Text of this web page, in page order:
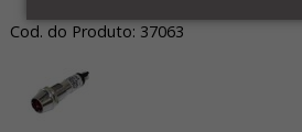
Cod. do Produto: 37063